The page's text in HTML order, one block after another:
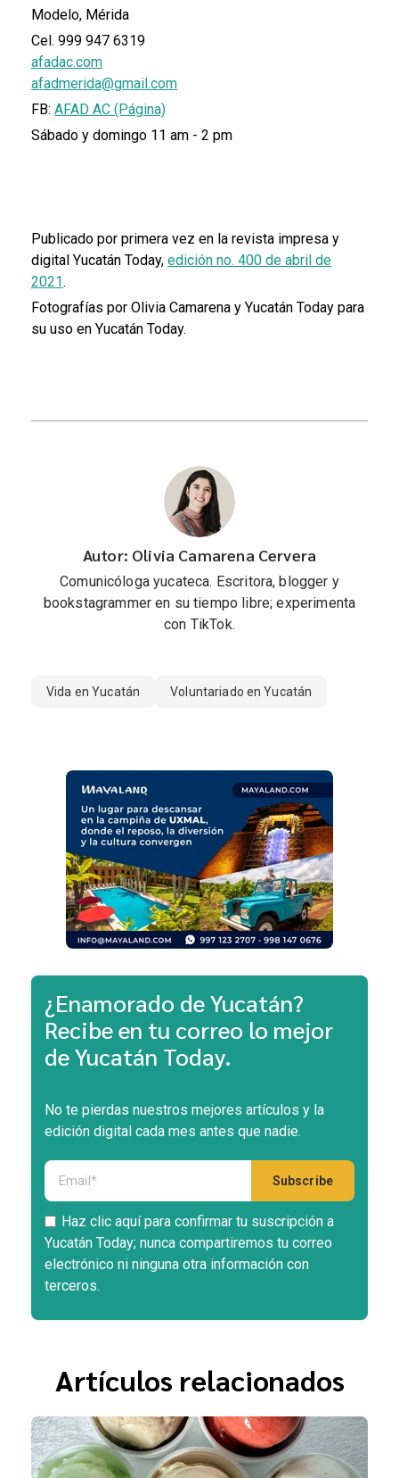
Modelo, Mérida
Cel. 999 947 6319
afadac.com
afadmerida@gmail.com
FB: AFAD AC (Página)
Sábado y domingo 11 am - 2 pm
Publicado por primera vez en la revista impresa y
digital Yucatán Today, edición no. 400 de abril de
2021.
Fotografías por Olivia Camarena y Yucatán Today para
su uso en Yucatán Today.
Autor: Olivia Camarena Cervera
Comunicóloga yucateca. Escritora, blogger y
bookstagrammer en su tiempo libre; experimenta
con TikTok.
Vida en Yucatán Voluntariado en Yucatán
¿Enamorado de Yucatán?
Recibe en tu correo lo mejor
de Yucatán Today.
No te pierdas nuestros mejores artículos y la
edición digital cada mes antes que nadie.
Haz clic aquí para confirmar tu suscripción a
Yucatán Today; nunca compartiremos tu correo
electrónico ni ninguna otra información con
terceros.
Artículos relacionados